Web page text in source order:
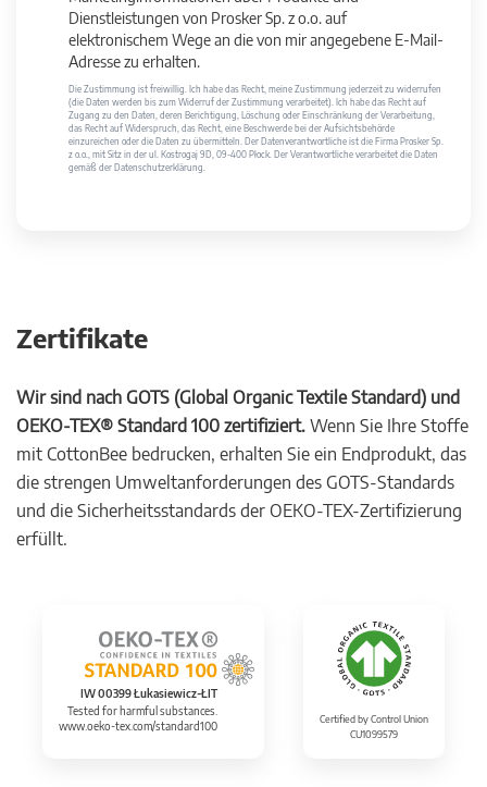
Dienstleistungen von Prosker Sp. z o.o. auf
elektronischem Wege an die von mir angegebene E-Mail-
Adresse zu erhalten.
Die Zustimmung ist freiwillig. Ich habe das Recht, meine Zustimmung jederzeit zu widerrufen
(die Daten werden bis zum Widerruf der Zustimmung verarbeitet). Ich habe das Recht auf
Zugang zu den Daten, deren Berichtigung, Löschung oder Einschränkung der Verarbeitung,
das Recht auf Widerspruch, das Recht, eine Beschwerde bei der Aufsichtsbehörde
einzureichen oder die Daten zu übermitteln. Der Datenverantwortliche ist die Firma Prosker Sp.
z o.o., mit Sitz in der ul. Kostrogaj 9D, 09-400 Płock. Der Verantwortliche verarbeitet die Daten
gemäß der Datenschutzerklärung.
Zertifikate
Wir sind nach GOTS (Global Organic Textile Standard) und
OEKO-TEX® Standard 100 zertifiziert. Wenn Sie Ihre Stoffe
mit CottonBee bedrucken, erhalten Sie ein Endprodukt, das
die strengen Umweltanforderungen des GOTS-Standards
und die Sicherheitsstandards der OEKO-TEX-Zertifizierung
erfüllt.
IW 00399 Łukasiewicz-ŁIT
Tested for harmful substances.
www.oeko-tex.com/standard100
Certified by Control Union
CU1099579